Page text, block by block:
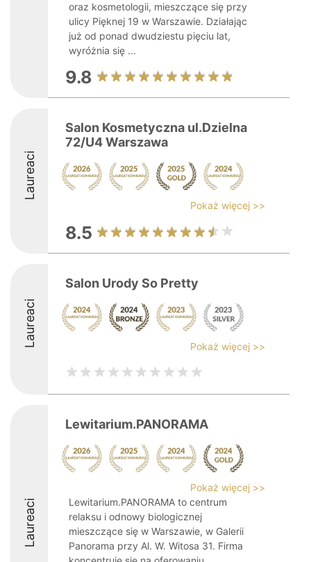
oraz kosmetologii, mieszczące się przy
ulicy Pięknej 19 w Warszawie. Działając
już od ponad dwudziestu pięciu lat,
wyróżnia się ...
9.8
Laureaci
Salon Kosmetyczna ul.Dzielna
72/U4 Warszawa
Pokaż więcej >>
8.5
Laureaci
Salon Urody So Pretty
Pokaż więcej >>
Laureaci
Lewitarium.PANORAMA
Pokaż więcej >>
Lewitarium.PANORAMA to centrum
relaksu i odnowy biologicznej
mieszczące się w Warszawie, w Galerii
Panorama przy Al. W. Witosa 31. Firma